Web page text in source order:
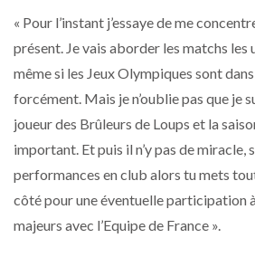
« Pour l’instant j’essaye de me
présent. Je vais aborder les matchs les
même si les Jeux Olympiques sont
forcément. Mais je n’oublie pas que je
joueur des Brûleurs de Loups et la
important. Et puis il n’y pas de miracle,
performances en club alors tu mets
côté pour une éventuelle participation
majeurs avec l’Equipe de France ».